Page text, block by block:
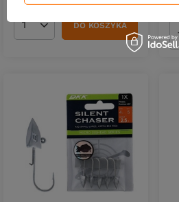
Ilość produktówDO KOSZYKA